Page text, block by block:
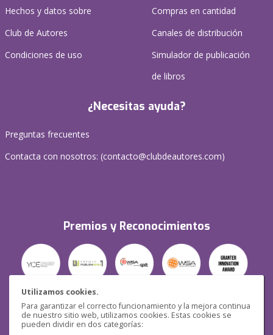
Utilizamos cookies.
Para garantizar el correcto funcionamiento y la mejora continua
de nuestro sitio web, utilizamos cookies. Estas cookies se
pueden dividir en dos categorías:
Hechos y datos sobre
Club de Autores
Condiciones de uso
Compras en cantidad
Canales de distribución
Simulador de publicación
de libros
¿Necesitas ayuda?
Preguntas frecuentes
Contacta con nosotros: (contacto@clubdeautores.com)
Premios y Reconocimientos
Seguridad